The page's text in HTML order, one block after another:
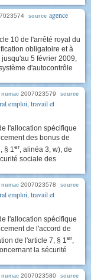
source agence
10 de l'arrêté royal du
obligatoire et à
5 février 2009,
d'autocontrôle
numac 2007023579 source
emploi, travail et
l'allocation spécifique
des bonus de
§ 1er, alinéa 3, w), de
sociale des
numac 2007023578 source
emploi, travail et
l'allocation spécifique
de l'accord de
de l'article 7, § 1er,
la sécurité
numac 2007023580 source